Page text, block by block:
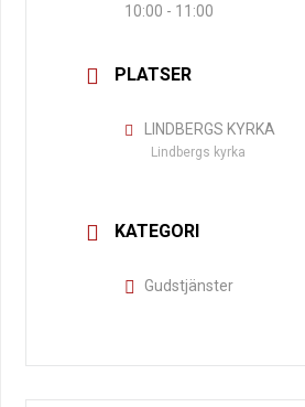
10:00 - 11:00
PLATSER
LINDBERGS KYRKA
Lindbergs kyrka
KATEGORI
Gudstjänster